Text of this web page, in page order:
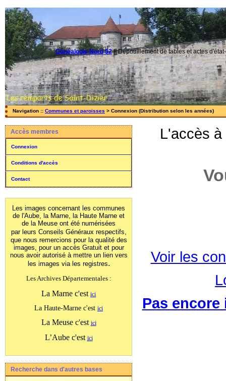
Généalogie Nord 52||Dépouillement de tables et actes
Navigation :: Communes et paroisses > Connexion (Distribution selon les années)
Accès membres
Connexion
Conditions d'accès
Contact
Les images concernant les communes
de l'Aube, la Marne, la Haute Marne et
de la Meuse ont été numérisées
par leurs Conseils Généraux respectifs,
que nous remercions pour la qualité des
images, pour un accès Gratuit et pour
nous avoir autorisé à mettre un lien vers
les images via les registres.
Les Archives Départementales :
La Marne c'est ici
La Haute-Marne c'est ici
La Meuse c'est ici
L’Aube c'est ici
Recherche dans d'autres bases
L'accès
Voir les
Pas